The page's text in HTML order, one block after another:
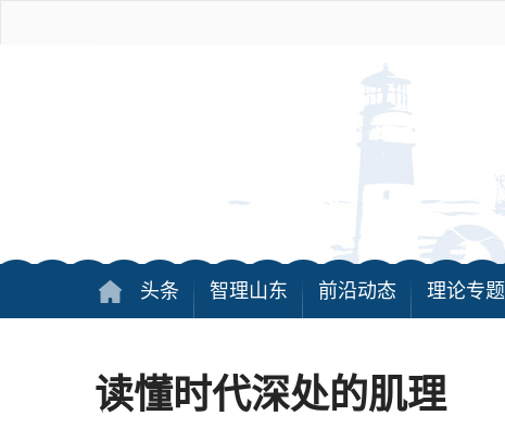
头条 智理山东 前沿动态 理论专题
读懂时代深处的肌理